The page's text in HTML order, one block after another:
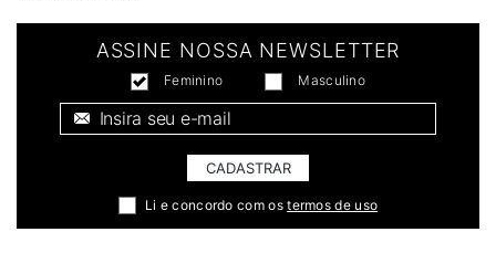
ASSINE NOSSA NEWSLETTER
Feminino Masculino
CADASTRAR
Li e concordo com ostermos de uso